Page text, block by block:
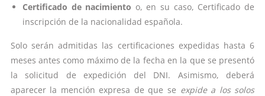
Certificado de nacimiento o, en su caso, Certificado de
inscripción de la nacionalidad española.
Solo serán admitidas las certificaciones expedidas hasta 6
meses antes como máximo de la fecha en la que se presentó
la solicitud de expedición del DNI. Asimismo, deberá
aparecer la mención expresa de que se expide a los solos